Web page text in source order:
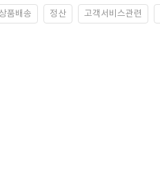
품배송 정산 고객서비스관련